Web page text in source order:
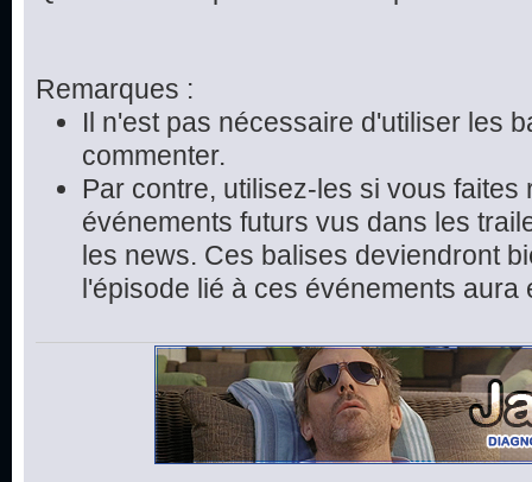
Remarques :
Il n'est pas nécessaire d'utiliser les
commenter.
Par contre, utilisez-les si vous faites
événements futurs vus dans les
les news. Ces balises deviendront
l'épisode lié à ces événements aura